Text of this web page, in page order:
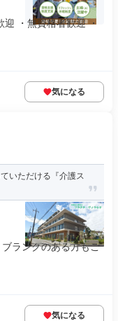
・無資格者歓迎 ・
気になる
いただける『介護ス
ランクのある方もご
気になる